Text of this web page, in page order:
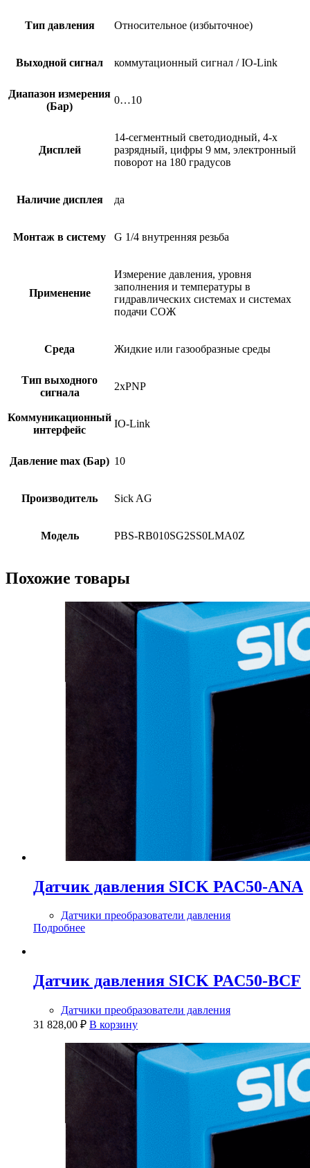
Тип давления Относительное (избыточное)
Выходной сигнал коммутационный сигнал / IO-Link
Диапазон измерения
(Бар)
0…10
Дисплей
14-сегментный светодиодный, 4-х
разрядный, цифры 9 мм, электронный
поворот на 180 градусов
Наличие дисплея да
Монтаж в систему G 1/4 внутренняя резьба
Применение
Измерение давления, уровня
заполнения и температуры в
гидравлических системах и системах
подачи СОЖ
Среда Жидкие или газообразные среды
Тип выходного
сигнала
2xPNP
Коммуникационный
интерфейс
IO-Link
Давление max (Бар) 10
Производитель Sick AG
Модель PBS-RB010SG2SS0LMA0Z
Похожие товары
Датчик давления SICK PAC50-ANA
Датчики преобразователи давления
Подробнее
Датчик давления SICK PAC50-BCF
Датчики преобразователи давления
31 828,00 ₽ В корзину